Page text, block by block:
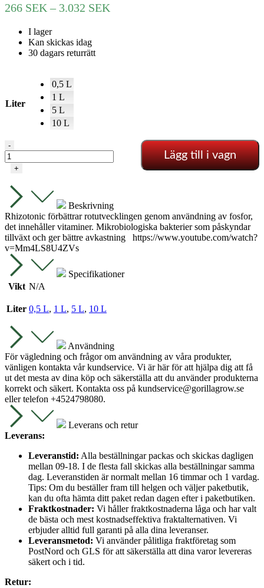
266 SEK – 3.032 SEK
I lager
Kan skickas idag
30 dagars returrätt
Liter
0,5 L
1 L
5 L
10 L
Rhizotonic
mängd
-
+
Lägg till i vagn
Beskrivning
Rhizotonic förbättrar rotutvecklingen genom användning av fosfor,
det innehåller vitaminer. Mikrobiologiska bakterier som påskyndar
tillväxt och ger bättre avkastning https://www.youtube.com/watch?
v=Mm4LS8U4ZVs
Specifikationer
Vikt N/A
Liter 0,5 L, 1 L, 5 L, 10 L
Användning
För vägledning och frågor om användning av våra produkter,
vänligen kontakta vår kundservice. Vi är här för att hjälpa dig att få
ut det mesta av dina köp och säkerställa att du använder produkterna
korrekt och säkert. Kontakta oss på kundservice@gorillagrow.se
eller telefon +4524798080.
Leverans och retur
Leverans:
Leveranstid: Alla beställningar packas och skickas dagligen
mellan 09-18. I de flesta fall skickas alla beställningar samma
dag. Leveranstiden är normalt mellan 16 timmar och 1 vardag.
Tips: Om du beställer fram till helgen och väljer paketbutik,
kan du ofta hämta ditt paket redan dagen efter i paketbutiken.
Fraktkostnader: Vi håller fraktkostnaderna låga och har valt
de bästa och mest kostnadseffektiva fraktalternativen. Vi
erbjuder alltid full garanti på alla dina leveranser.
Leveransmetod: Vi använder pålitliga fraktföretag som
PostNord och GLS för att säkerställa att dina varor levereras
säkert och i tid.
Retur: